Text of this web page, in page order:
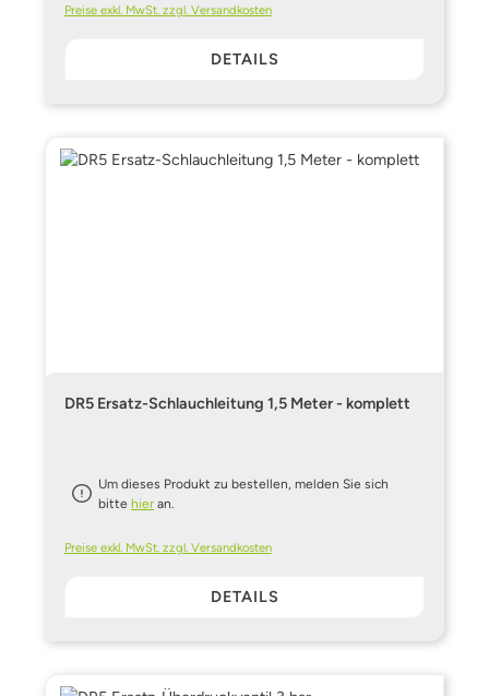
Preise exkl. MwSt. zzgl. Versandkosten
DETAILS
DR5 Ersatz-Schlauchleitung 1,5 Meter - komplett
Um dieses Produkt zu bestellen, melden Sie sich
bittehier an.
Preise exkl. MwSt. zzgl. Versandkosten
DETAILS